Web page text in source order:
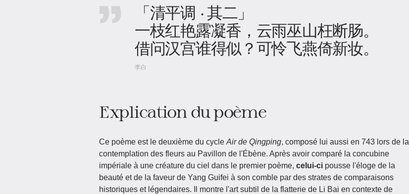
「清平调 · 其二」
一枝红艳露凝香，云雨巫山枉断肠。
借问汉宫谁得似？可怜飞燕倚新妆。
李白
Explication du poème
Ce poème est le deuxième du cycle Air de Qingping, composé lui aussi en 743 lors de la
contemplation des fleurs au Pavillon de l'Ébène. Après avoir comparé la concubine
impériale à une créature du ciel dans le premier poème, celui-ci pousse l'éloge de la
beauté et de la faveur de Yang Guifei à son comble par des strates de comparaisons
historiques et légendaires. Il montre l'art subtil de la flatterie de Li Bai en contexte de